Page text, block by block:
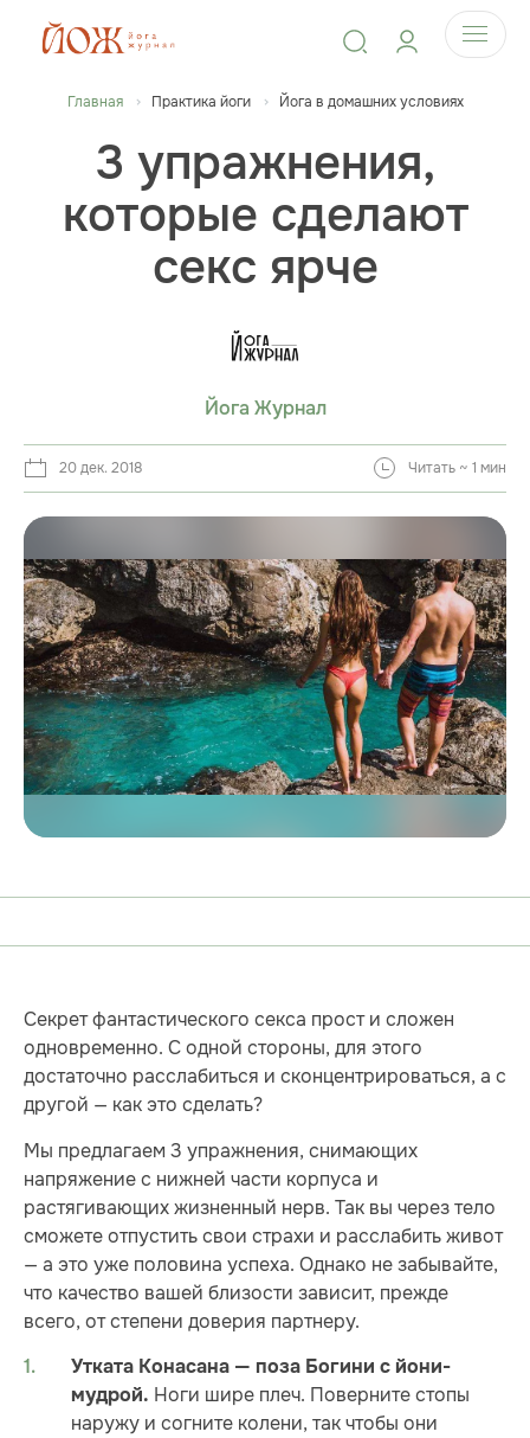
Главная Практика йоги Йога в домашних условиях
3 упражнения,
которые сделают
секс ярче
Йога Журнал
20 дек. 2018 Читать ~ 1 мин
Секрет фантастического секса прост и сложен
одновременно. С одной стороны, для этого
достаточно расслабиться и сконцентрироваться, а с
другой — как это сделать?
Мы предлагаем 3 упражнения, снимающих
напряжение с нижней части корпуса и
растягивающих жизненный нерв. Так вы через тело
сможете отпустить свои страхи и расслабить живот
— а это уже половина успеха. Однако не забывайте,
что качество вашей близости зависит, прежде
всего, от степени доверия партнеру.
Утката Конасана — поза Богини с йони-
мудрой. Ноги шире плеч. Поверните стопы
наружу и согните колени, так чтобы они